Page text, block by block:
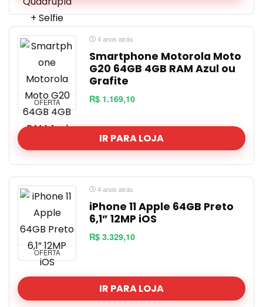
OFERTA
4 anos atrás
Smartphone Motorola Moto
G20 64GB 4GB RAM Azul ou
Grafite
R$ 1.169,10
IR PARA LOJA
OFERTA
4 anos atrás
iPhone 11 Apple 64GB Preto
6,1” 12MP iOS
R$ 3.329,10
IR PARA LOJA